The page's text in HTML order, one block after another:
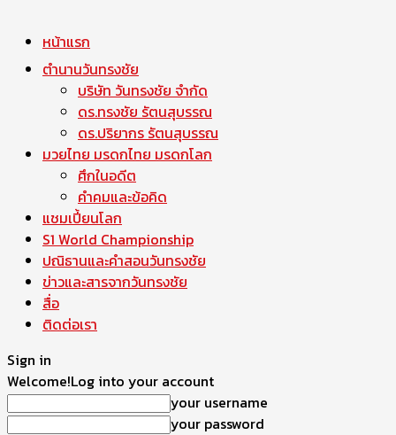
หน้าแรก
ตำนานวันทรงชัย
บริษัท วันทรงชัย จำกัด
ดร.ทรงชัย รัตนสุบรรณ
ดร.ปริยากร รัตนสุบรรณ
มวยไทย มรดกไทย มรดกโลก
ศึกในอดีต
คำคมและข้อคิด
แชมเปี้ยนโลก
S1 World Championship
ปณิธานและคำสอนวันทรงชัย
ข่าวและสารจากวันทรงชัย
สื่อ
ติดต่อเรา
Sign in
Welcome!Log into your account
your username
your password